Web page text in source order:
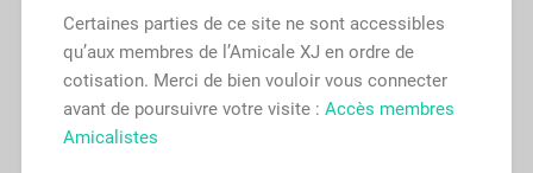
Certaines parties de ce site ne sont accessibles
qu’aux membres de l’Amicale XJ en ordre de
cotisation. Merci de bien vouloir vous connecter
avant de poursuivre votre visite : Accès membres
Amicalistes